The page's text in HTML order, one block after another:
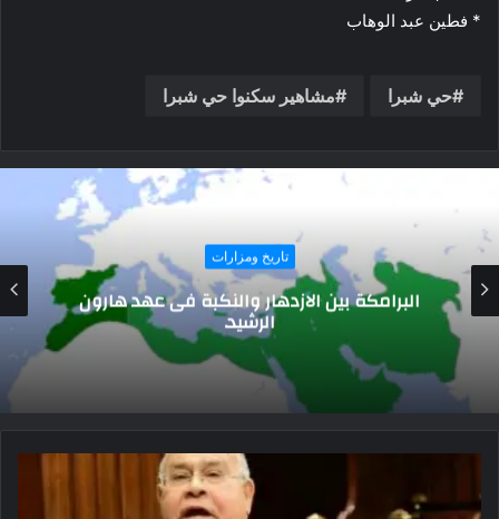
* فطين عبد الوهاب
حي شبرا مشاهير سكنوا حي شبرا
تاريخ ومزارات
يوم الدماء في خليج باتشينتو ملحمة ليبانتو
البحرية.. اعرف القصة